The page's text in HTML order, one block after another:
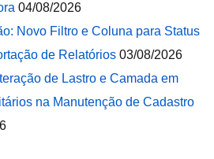
04/08/2026
Novo Filtro e Coluna para Status
de Relatórios 03/08/2026
de Lastro e Camada em
na Manutenção de Cadastro